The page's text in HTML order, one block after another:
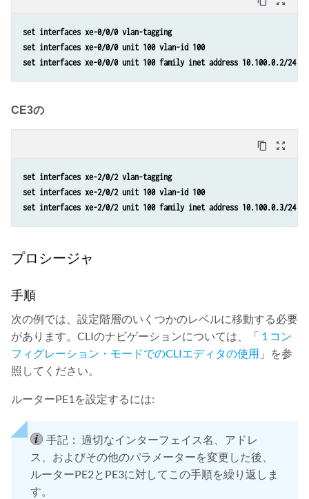
set  protocols bgp group evpn neighbor 10.255.0.1
set  protocols bgp group evpn neighbor 10.255.0.2
set  protocols ospf area 0.0.0.0 interface all
set  protocols ospf area 0.0.0.0 interface fxp0.0 disable
set  protocols ldp interface fxp0.0 disable
set  routing-instances evpna instance-type evpn
set  routing-instances evpna route-distinguisher 10.255.0.3:100
set  routing-instances evpna vrf-target target:65000:100
set  routing-instances evpna protocols evpn interface xe-2/1/1:0.100
set interfaces xe-0/0/0 vlan-tagging
set interfaces xe-0/0/0 unit 100 vlan-id 100
set interfaces xe-0/0/0 unit 100 family inet address 10.100.0.2/24
CE3の
content_copy zoom_out_map
set interfaces xe-2/0/2 vlan-tagging
set interfaces xe-2/0/2 unit 100 vlan-id 100
set interfaces xe-2/0/2 unit 100 family inet address 10.100.0.3/24
プロシージャ
手順
次の例では、設定階層のいくつかのレベルに移動する必要
があります。CLIのナビゲーションについては、「 1 コン
フィグレーション・モードでのCLIエディタの使用 」を参
照してください。
ルーターPE1を設定するには:
手記： 適切なインターフェイス名、アドレ
ス、およびその他のパラメーターを変更した後、
ルーターPE2とPE3に対してこの手順を繰り返しま
す。